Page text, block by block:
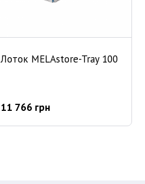
Лоток MELAstore-Tray 100
11 766 грн